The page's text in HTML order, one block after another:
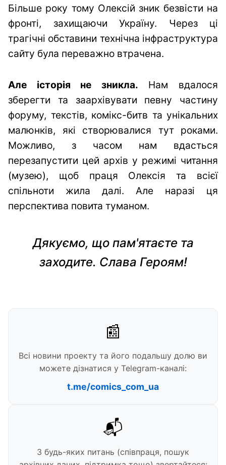
Більше року тому Олексій зник безвісти на
фронті, захищаючи Україну. Через ці
трагічні обставини технічна інфраструктура
сайту була переважно втрачена.
Але історія не зникла. Нам вдалося
зберегти та заархівувати певну частину
форуму, текстів, комікс-битв та унікальних
малюнків, які створювалися тут роками.
Можливо, з часом нам вдасться
перезапустити цей архів у режимі читання
(музею), щоб праця Олексія та всієї
спільноти жила далі. Але наразі ця
перспектива повита туманом.
Дякуємо, що пам'ятаєте та
заходите. Слава Героям!
📰
Всі новини проекту та його подальшу долю ви
можете дізнатися у Telegram-каналі:
t.me/comics_com_ua
📬
З будь-яких питань (співпраця, пошук